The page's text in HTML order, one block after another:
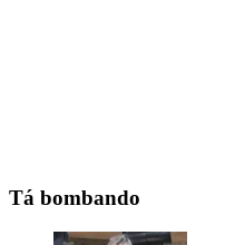
Tá bombando